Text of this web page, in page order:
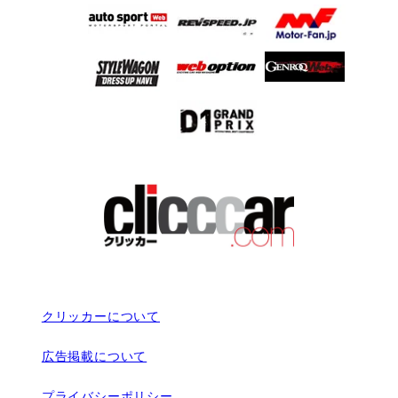
クリッカーについて
広告掲載について